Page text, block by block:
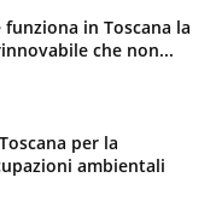
in Toscana la
che non...
Toscana per la
ambientali